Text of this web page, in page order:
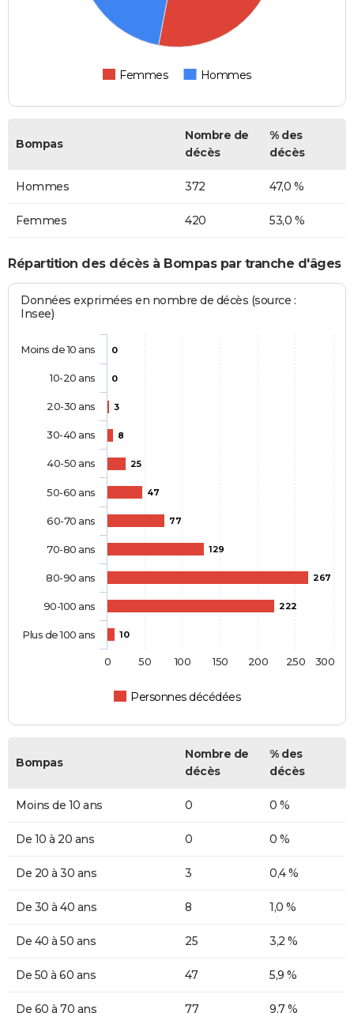
Femmes Hommes
Bompas
Nombre de
décès
% des
décès
Hommes 372 47,0 %
Femmes 420 53,0 %
Répartition des décès à Bompas par tranche d'âges
Données exprimées en nombre de décès (source :
Insee)
0
0
3
8
25
47
77
129
267
222
10
Personnes décédées
Moins de 10 ans
10-20 ans
20-30 ans
30-40 ans
40-50 ans
50-60 ans
60-70 ans
70-80 ans
80-90 ans
90-100 ans
Plus de 100 ans
0 50 100 150 200 250 300
Bompas
Nombre de
décès
% des
décès
Moins de 10 ans 0 0 %
De 10 à 20 ans 0 0 %
De 20 à 30 ans 3 0,4 %
De 30 à 40 ans 8 1,0 %
De 40 à 50 ans 25 3,2 %
De 50 à 60 ans 47 5,9 %
De 60 à 70 ans 77 9,7 %